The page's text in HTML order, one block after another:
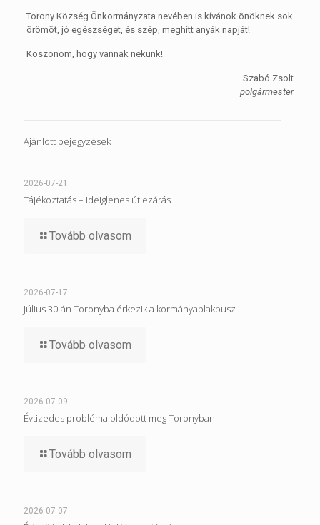
Torony Község Önkormányzata nevében is kívánok önöknek sok
örömöt, jó egészséget, és szép, meghitt anyák napját!
Köszönöm, hogy vannak nekünk!
Szabó Zsolt
polgármester
Ajánlott bejegyzések
2026-07-21
Tájékoztatás – ideiglenes útlezárás
Tovább olvasom
2026-07-17
Július 30-án Toronyba érkezik a kormányablakbusz
Tovább olvasom
2026-07-09
Évtizedes probléma oldódott meg Toronyban
Tovább olvasom
2026-07-07